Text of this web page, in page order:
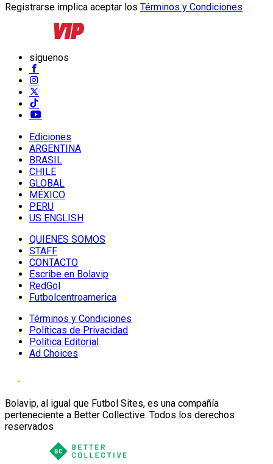
Registrarse implica aceptar los Términos y Condiciones
síguenos
Ediciones
ARGENTINA
BRASIL
CHILE
GLOBAL
MÉXICO
PERU
US ENGLISH
QUIENES SOMOS
STAFF
CONTACTO
Escribe en Bolavip
RedGol
Futbolcentroamerica
Términos y Condiciones
Políticas de Privacidad
Política Editorial
Ad Choices
Bolavip, al igual que Futbol Sites, es una compañía
perteneciente a Better Collective. Todos los derechos
reservados